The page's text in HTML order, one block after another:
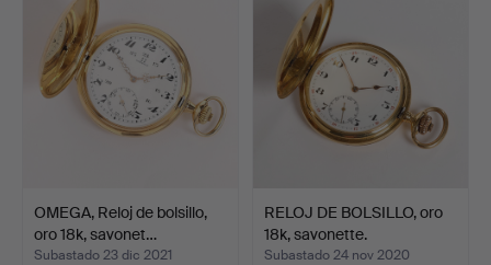
OMEGA, Reloj de bolsillo,
oro 18k, savonet…
Subastado 23 dic 2021
RELOJ DE BOLSILLO, oro
18k, savonette.
Subastado 24 nov 2020